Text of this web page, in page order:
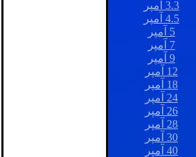
3.3 آمپر
4.5 آمپر
5 آمپر
7 آمپر
9 آمپر
12 آمپر
18 آمپر
24 آمپر
26 آمپر
28 آمپر
30 آمپر
40 آمپر